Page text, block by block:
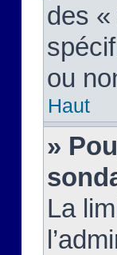
des
ou
Haut
»
La